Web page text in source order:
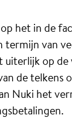
het in de
van
op
de telkens
Nuki het